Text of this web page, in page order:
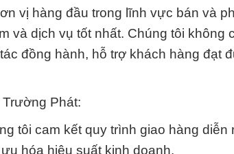
vị hàng đầu trong lĩnh vực bán và
và dịch vụ tốt nhất. Chúng tôi không
đồng hành, hỗ trợ khách hàng đạt
Phát:
tôi cam kết quy trình giao hàng diễn
hóa hiệu suất kinh doanh.